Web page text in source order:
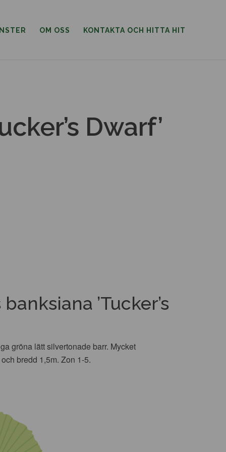
OM OSS KONTAKTA OCH HITTA HIT
Dwarf’
’Tucker’s
gröna lätt silvertonade barr. Mycket
bredd 1,5m. Zon 1-5.